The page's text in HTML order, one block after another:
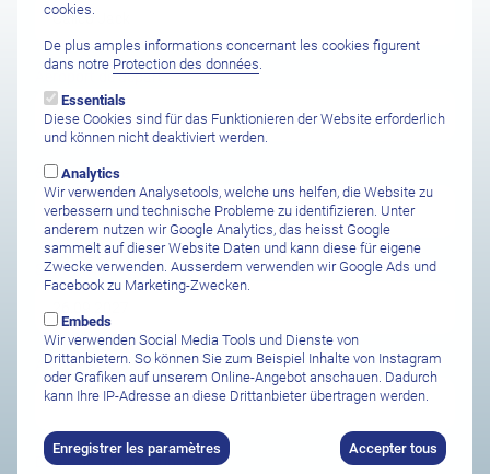
Aéroport de départ
Safari Abreise
Safari Ankunft
Anzahl Personen
Durée de séjour souhaitée
cookies.
De plus amples informations concernant les cookies figurent
dans notre Protection des données.
Essentials
Diese Cookies sind für das Funktionieren der Website erforderlich
und können nicht deaktiviert werden.
Analytics
Wir verwenden Analysetools, welche uns helfen, die Website zu
verbessern und technische Probleme zu identifizieren. Unter
anderem nutzen wir Google Analytics, das heisst Google
sammelt auf dieser Website Daten und kann diese für eigene
Zwecke verwenden. Ausserdem verwenden wir Google Ads und
Facebook zu Marketing-Zwecken.
Embeds
Wir verwenden Social Media Tools und Dienste von
Drittanbietern. So können Sie zum Beispiel Inhalte von Instagram
oder Grafiken auf unserem Online-Angebot anschauen. Dadurch
kann Ihre IP-Adresse an diese Drittanbieter übertragen werden.
Enregistrer les paramètres Accepter tous